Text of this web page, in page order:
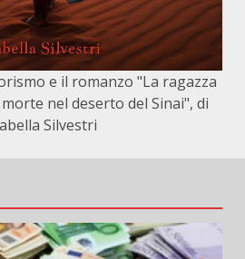
e il romanzo "La ragazza
nel deserto del Sinai", di
Silvestri